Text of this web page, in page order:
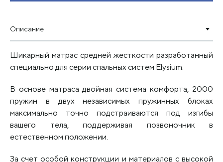
Описание
Шикарный матрас средней жесткости разработанный
специально для серии спальных систем Elysium.
В основе матраса двойная система комфорта, 2000
пружин в двух независимых пружинных блоках
максимально точно подстраиваются под изгибы
вашего тела, поддерживая позвоночник в
естественном положении.
За счет особой конструкции и материалов с высокой